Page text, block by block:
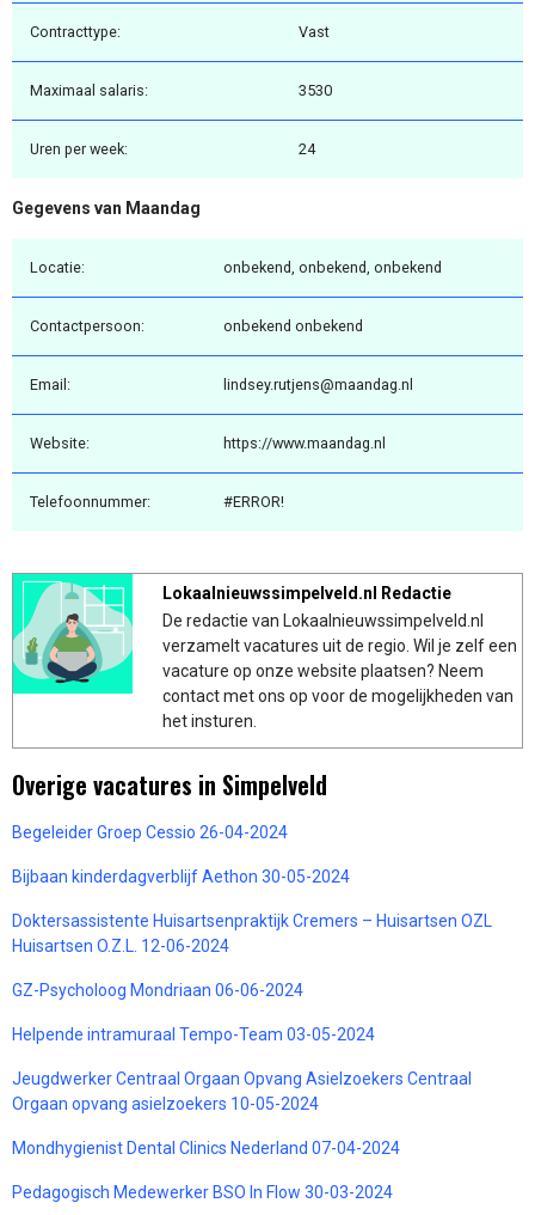
Contracttype: Vast
Maximaal salaris: 3530
Uren per week: 24
Gegevens van Maandag
Locatie: onbekend, onbekend, onbekend
Contactpersoon: onbekend onbekend
Email: lindsey.rutjens@maandag.nl
Website: https://www.maandag.nl
Telefoonnummer: #ERROR!
Lokaalnieuwssimpelveld.nl Redactie
De redactie van Lokaalnieuwssimpelveld.nl
verzamelt vacatures uit de regio. Wil je zelf een
vacature op onze website plaatsen? Neem
contact met ons op voor de mogelijkheden van
het insturen.
Overige vacatures in Simpelveld
Begeleider Groep Cessio 26-04-2024
Bijbaan kinderdagverblijf Aethon 30-05-2024
Doktersassistente Huisartsenpraktijk Cremers – Huisartsen OZL
Huisartsen O.Z.L. 12-06-2024
GZ-Psycholoog Mondriaan 06-06-2024
Helpende intramuraal Tempo-Team 03-05-2024
Jeugdwerker Centraal Orgaan Opvang Asielzoekers Centraal
Orgaan opvang asielzoekers 10-05-2024
Mondhygienist Dental Clinics Nederland 07-04-2024
Pedagogisch Medewerker BSO In Flow 30-03-2024